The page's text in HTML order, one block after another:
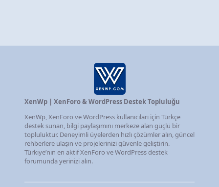
XenWp | XenForo & WordPress Destek Topluluğu
XenWp, XenForo ve WordPress kullanıcıları için Türkçe
destek sunan, bilgi paylaşımını merkeze alan güçlü bir
topluluktur. Deneyimli üyelerden hızlı çözümler alın, güncel
rehberlere ulaşın ve projelerinizi güvenle geliştirin.
Türkiye’nin en aktif XenForo ve WordPress destek
forumunda yerinizi alın.